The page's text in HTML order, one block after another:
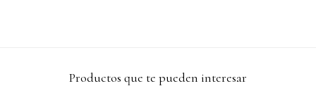
Productos que te pueden interesar